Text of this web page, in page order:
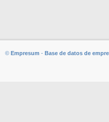
© Empresum - Base de datos de